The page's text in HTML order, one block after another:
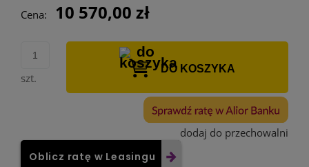
Cena: 10 570,00 zł
szt.
DO KOSZYKA
dodaj do przechowalni
Oblicz ratę w Leasingu